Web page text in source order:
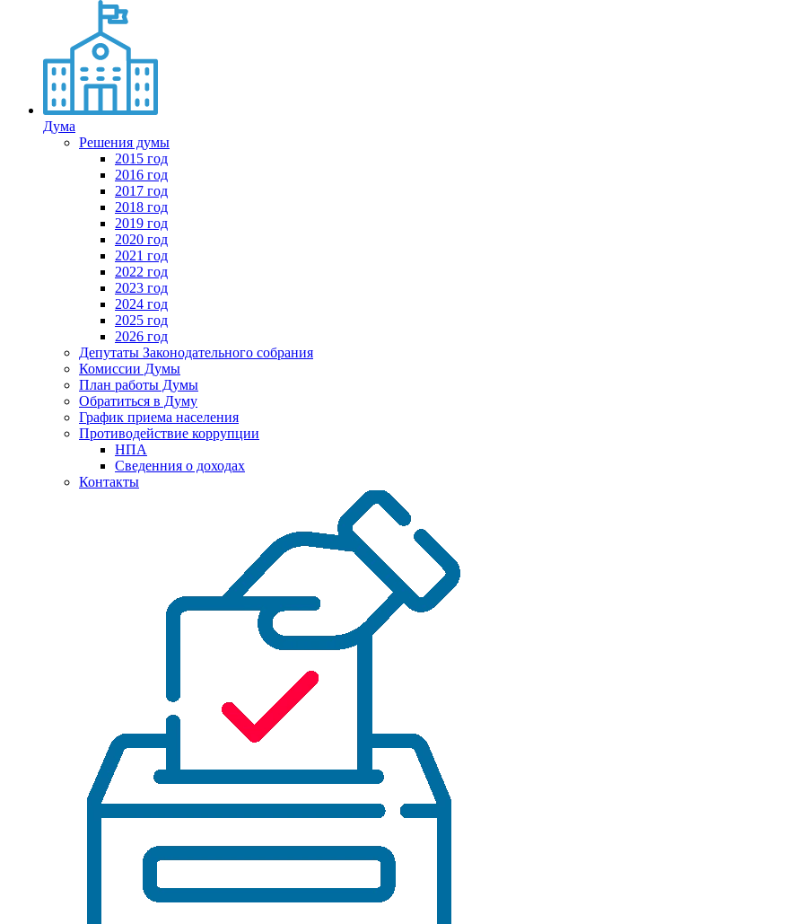
Дума
Решения думы
2015 год
2016 год
2017 год
2018 год
2019 год
2020 год
2021 год
2022 год
2023 год
2024 год
2025 год
2026 год
Депутаты Законодательного собрания
Комиссии Думы
План работы Думы
Обратиться в Думу
График приема населения
Противодействие коррупции
НПА
Сведенния о доходах
Контакты